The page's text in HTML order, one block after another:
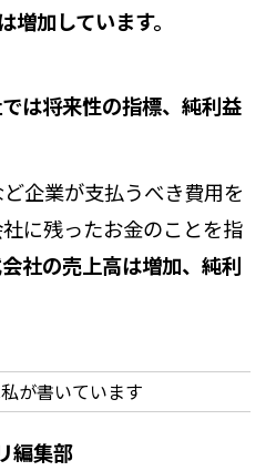
加しています。
は将来性の指標、純利益
企業が支払うべき費用を
に残ったお金のことを指
社の売上高は増加、純利
が書いています
編集部